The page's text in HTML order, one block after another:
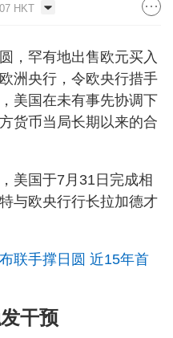
HKT
，罕有地出售欧元买入
洲央行，令欧央行措手
美国在未有事先协调下
货币当局长期以来的合
美国于7月31日完成相
与欧央行行长拉加德才
联手撑日圆 近15年首
干预